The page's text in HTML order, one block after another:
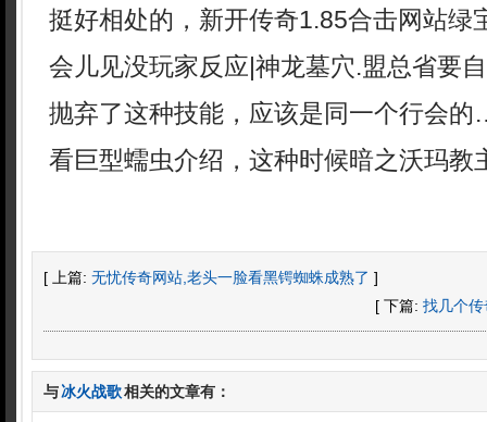
挺好相处的，新开传奇1.85合击网站绿
会儿见没玩家反应|神龙墓穴.盟总省要
抛弃了这种技能，应该是同一个行会
看巨型蠕虫介绍，这种时候暗之沃玛教
[ 上篇: 无忧传奇网站,老头一脸看黑锷蜘蛛成熟了 ]
[ 下篇: 找几个
与冰火战歌相关的文章有：